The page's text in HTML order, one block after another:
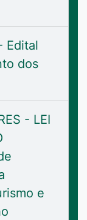
Edital
dos
- LEI
e